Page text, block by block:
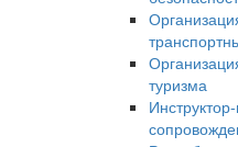
туризма